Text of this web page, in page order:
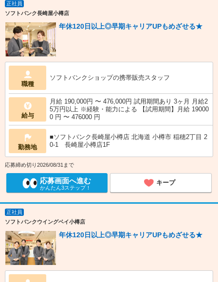
正社員
ソフトバンク長崎屋小樽店
年休120日以上◎早期キャリアUPもめざせる★
職種
ソフトバンクショップの携帯販売スタッフ
給与
月給 190,000円 〜 476,000円 試用期間あり 3ヶ月 月給2
5万円以上 ※経験・能力による 【試用期間】月給 19000
0 円 〜 476000 円
勤務地
■ソフトバンク長崎屋小樽店 北海道 小樽市 稲穂2丁目 2
0‐1 長崎屋小樽店1F
応募締め切り2026/08/31まで
応募画面へ進む
かんたん3ステップ！
キープ
正社員
ソフトバンクウイングベイ小樽店
年休120日以上◎早期キャリアUPもめざせる★